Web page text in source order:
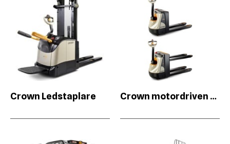
Crown Ledstaplare Crown motordriven pallvagn & lyftvagn